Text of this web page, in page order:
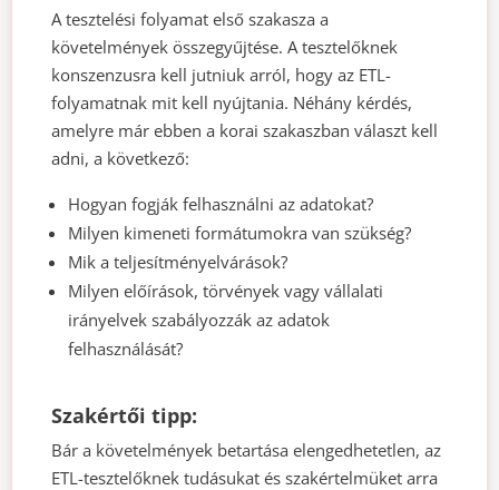
A tesztelési folyamat első szakasza a
követelmények összegyűjtése. A tesztelőknek
konszenzusra kell jutniuk arról, hogy az ETL-
folyamatnak mit kell nyújtania. Néhány kérdés,
amelyre már ebben a korai szakaszban választ kell
adni, a következő:
Hogyan fogják felhasználni az adatokat?
Milyen kimeneti formátumokra van szükség?
Mik a teljesítményelvárások?
Milyen előírások, törvények vagy vállalati
irányelvek szabályozzák az adatok
felhasználását?
Szakértői tipp:
Bár a követelmények betartása elengedhetetlen, az
ETL-tesztelőknek tudásukat és szakértelmüket arra